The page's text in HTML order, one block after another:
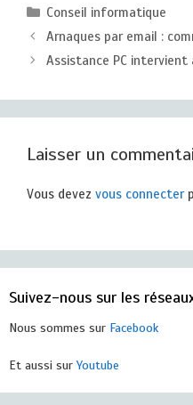
Catégories
Conseil informatique
Arnaques par email :
Assistance PC intervient
Laisser un
Vous devez vous connecter
Suivez-nous sur les
Nous sommes sur Facebook
Et aussi surYoutube